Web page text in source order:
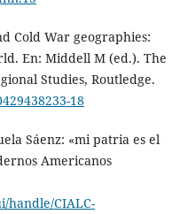
Cold War geographies:
En: Middell M (ed.). The
Studies, Routledge.
18
Sáenz: «mi patria es el
Americanos
handle/CIALC-